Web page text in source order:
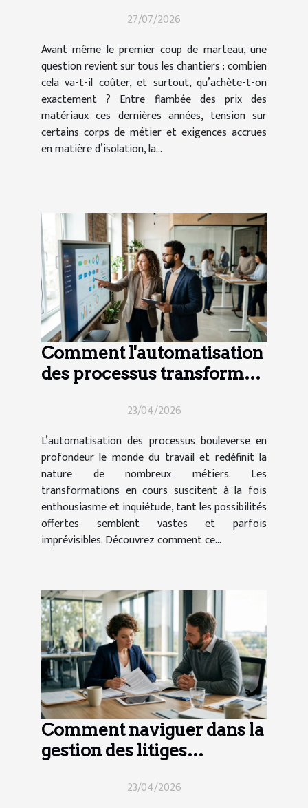
27/07/2026
Avant même le premier coup de marteau, une
question revient sur tous les chantiers : combien
cela va-t-il coûter, et surtout, qu’achète-t-on
exactement ? Entre flambée des prix des
matériaux ces dernières années, tension sur
certains corps de métier et exigences accrues
en matière d’isolation, la...
Comment l'automatisation
des processus transforme-
23/04/2026
L’automatisation des processus bouleverse en
profondeur le monde du travail et redéfinit la
nature de nombreux métiers. Les
transformations en cours suscitent à la fois
enthousiasme et inquiétude, tant les possibilités
offertes semblent vastes et parfois
imprévisibles. Découvrez comment ce...
Comment naviguer dans la
gestion des litiges
23/04/2026